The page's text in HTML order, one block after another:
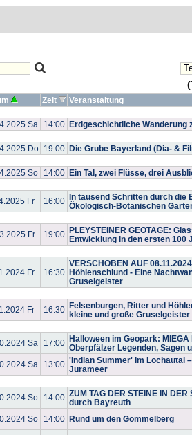
Zeit Veranstaltung
Sa 14:00 Erdgeschichtliche Wanderung
Do 19:00 Die Grube Bayerland (Dia- &
So 14:00 Ein Tal, zwei Flüsse, drei
Fr 16:00 In tausend Schritten durch die
Ökologisch-Botanischen
Fr 19:00 PLEYSTEINER GEOTAGE:
Entwicklung in den ersten 100
Fr 16:30
VERSCHOBEN AUF
Höhlenschlund - Eine
Gruselgeister
Fr 16:30 Felsenburgen, Ritter und
kleine und große Gruselgeister
Sa 17:00 Halloween im Geopark:
Oberpfälzer Legenden, Sagen
Sa
13:00 'Indian Summer' im Lochautal
Jurameer
So 14:00 ZUM TAG DER STEINE IN
durch Bayreuth
So
14:00 Rund um den Gommelberg